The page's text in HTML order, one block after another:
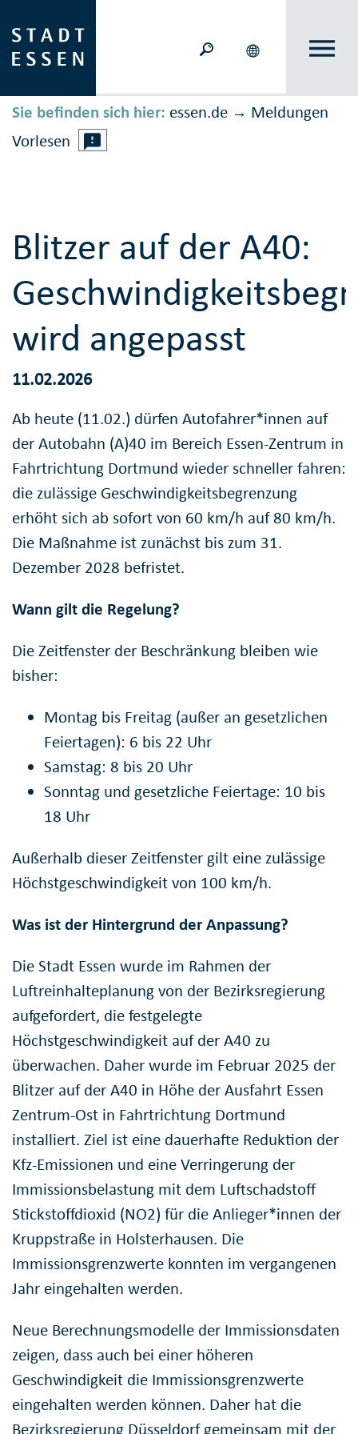
Sie befinden sich hier: essen.de → Meldungen
Vorlesen
Blitzer auf der A40:
wird angepasst
11.02.2026
Ab heute (11.02.) dürfen Autofahrer*innen auf
der Autobahn (A)40 im Bereich Essen-Zentrum in
Fahrtrichtung Dortmund wieder schneller fahren:
die zulässige Geschwindigkeitsbegrenzung
erhöht sich ab sofort von 60 km/h auf 80 km/h.
Die Maßnahme ist zunächst bis zum 31.
Dezember 2028 befristet.
Wann gilt die Regelung?
Die Zeitfenster der Beschränkung bleiben wie
bisher:
Montag bis Freitag (außer an gesetzlichen
Feiertagen): 6 bis 22 Uhr
Samstag: 8 bis 20 Uhr
Sonntag und gesetzliche Feiertage: 10 bis
18 Uhr
Außerhalb dieser Zeitfenster gilt eine zulässige
Höchstgeschwindigkeit von 100 km/h.
Was ist der Hintergrund der Anpassung?
Die Stadt Essen wurde im Rahmen der
Luftreinhalteplanung von der Bezirksregierung
aufgefordert, die festgelegte
Höchstgeschwindigkeit auf der A40 zu
überwachen. Daher wurde im Februar 2025 der
Blitzer auf der A40 in Höhe der Ausfahrt Essen
Zentrum-Ost in Fahrtrichtung Dortmund
installiert. Ziel ist eine dauerhafte Reduktion der
Kfz-Emissionen und eine Verringerung der
Immissionsbelastung mit dem Luftschadstoff
Stickstoffdioxid (NO2) für die Anlieger*innen der
Kruppstraße in Holsterhausen. Die
Immissionsgrenzwerte konnten im vergangenen
Jahr eingehalten werden.
Neue Berechnungsmodelle der Immissionsdaten
zeigen, dass auch bei einer höheren
Geschwindigkeit die Immissionsgrenzwerte
eingehalten werden können. Daher hat die
Bezirksregierung Düsseldorf gemeinsam mit der